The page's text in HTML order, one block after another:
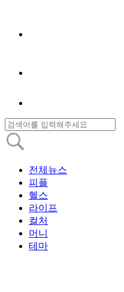
전체뉴스
피플
헬스
라이프
컬처
머니
테마